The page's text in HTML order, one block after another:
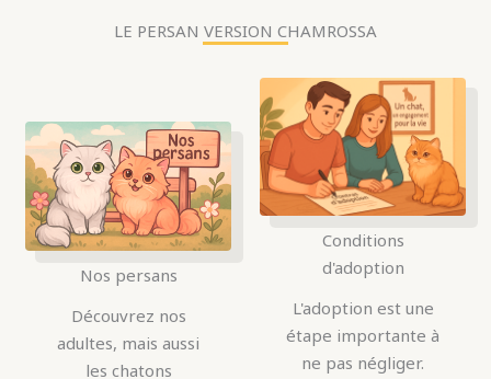
LE PERSAN VERSION CHAMROSSA
Nos persans
Découvrez nos
adultes, mais aussi
les chatons
Conditions
d'adoption
L'adoption est une
étape importante à
ne pas négliger.